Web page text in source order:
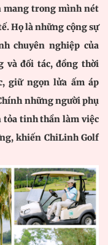
mang trong mình nét
Họ là những cộng sự
chuyên nghiệp của
và đối tác, đồng thời
giữ ngọn lửa ấm áp
những người phụ
tỏa tinh thần làm việc
khiến ChiLinh Golf